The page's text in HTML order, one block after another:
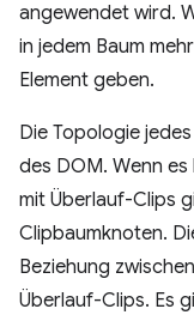
angewendet wird.
in jedem Baum
Element geben.
Die Topologie
des DOM. Wenn
mit Überlauf-Clips
Clipbaumknoten.
Beziehung
Überlauf-Clips. Es